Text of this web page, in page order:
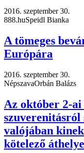
2016. szeptember 30.
888.huSpeidl Bianka
A tömeges
Európára
2016. szeptember 30.
NépszavaOrbán Balázs
Az október 2-ai
valójában
kötelező